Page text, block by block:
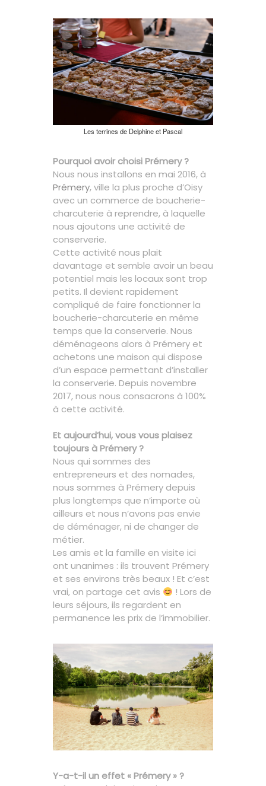
Les terrines de Delphine et Pascal
Pourquoi avoir choisi Prémery ?
Nous nous installons en mai 2016, à
Prémery, ville la plus proche d’Oisy
avec un commerce de boucherie-
charcuterie à reprendre, à laquelle
nous ajoutons une activité de
conserverie.
Cette activité nous plait
davantage et semble avoir un beau
potentiel mais les locaux sont trop
petits. Il devient rapidement
compliqué de faire fonctionner la
boucherie-charcuterie en même
temps que la conserverie. Nous
déménageons alors à Prémery et
achetons une maison qui dispose
d’un espace permettant d’installer
la conserverie. Depuis novembre
2017, nous nous consacrons à 100%
à cette activité.
Et aujourd’hui, vous vous plaisez
toujours à Prémery ?
Nous qui sommes des
entrepreneurs et des nomades,
nous sommes à Prémery depuis
plus longtemps que n’importe où
ailleurs et nous n’avons pas envie
de déménager, ni de changer de
métier.
Les amis et la famille en visite ici
ont unanimes : ils trouvent Prémery
et ses environs très beaux ! Et c’est
vrai, on partage cet avis
! Lors de
leurs séjours, ils regardent en
permanence les prix de l’immobilier.
Y-a-t-il un effet « Prémery » ?